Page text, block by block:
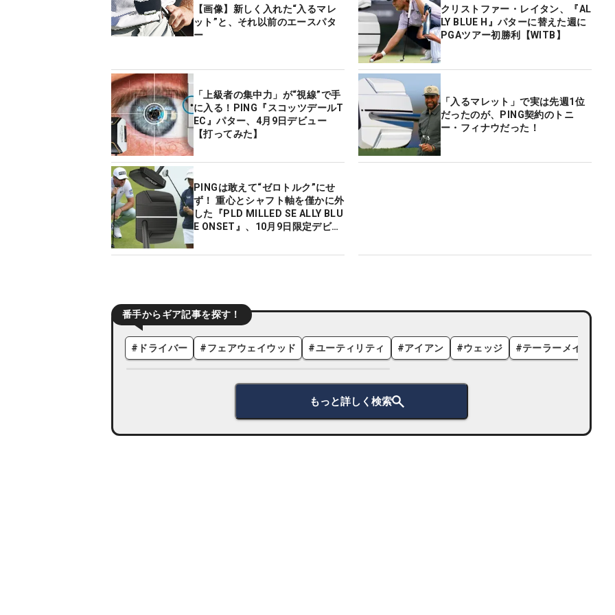
【画像】新しく入れた“入るマレ
ット”と、それ以前のエースパタ
ー
クリストファー・レイタン、『AL
LY BLUE H』パターに替えた週に
PGAツアー初勝利【WITB】
「上級者の集中力」が“視線”で手
に入る！PING『スコッツデールT
EC』パター、4月9日デビュー
【打ってみた】
「入るマレット」で実は先週1位
だったのが、PING契約のトニ
ー・フィナウだった！
PINGは敢えて“ゼロトルク”にせ
ず！ 重心とシャフト軸を僅かに外
した『PLD MILLED SE ALLY BLU
E ONSET』、10月9日限定デビュ
番手からギア記事を探す！
# ドライバー #フェアウェイウッド #ユーティリティ #アイアン #ウェッジ #テーラーメイド
もっと詳しく検索